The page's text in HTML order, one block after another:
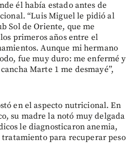
él había estado antes de
“Luis Miguel le pidió al
Sol de Oriente, que me
primeros años entre el
Aunque mi hermano
fue muy duro: me enfermé y
Marte 1 me desmayé”,
en el aspecto nutricional. En
su madre la notó muy delgada
le diagnosticaron anemia,
para recuperar peso